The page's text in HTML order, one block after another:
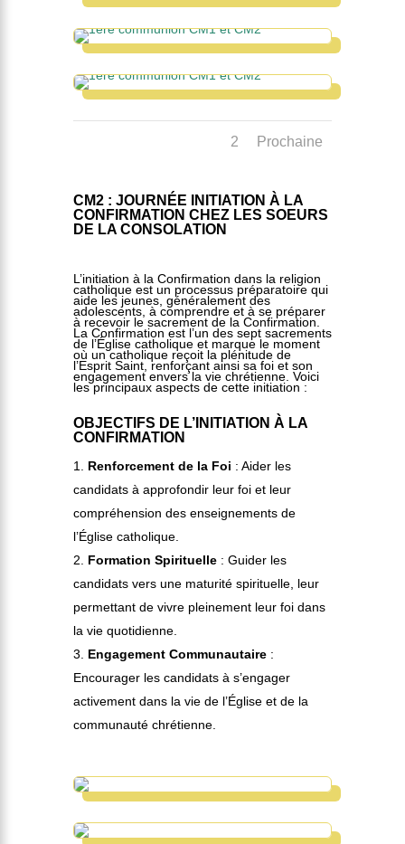
2 Prochaine
CM2 : JOURNÉE INITIATION À LA
CONFIRMATION CHEZ LES SOEURS
DE LA CONSOLATION
L’initiation à la Confirmation dans la religion
catholique est un processus préparatoire qui
aide les jeunes, généralement des
adolescents, à comprendre et à se préparer
à recevoir le sacrement de la Confirmation.
La Confirmation est l’un des sept sacrements
de l’Église catholique et marque le moment
où un catholique reçoit la plénitude de
l’Esprit Saint, renforçant ainsi sa foi et son
engagement envers la vie chrétienne. Voici
les principaux aspects de cette initiation :
OBJECTIFS DE L’INITIATION À LA
CONFIRMATION
Renforcement de la Foi : Aider les
candidats à approfondir leur foi et leur
compréhension des enseignements de
l’Église catholique.
Formation Spirituelle: Guider les
candidats vers une maturité spirituelle, leur
permettant de vivre pleinement leur foi dans
la vie quotidienne.
Engagement Communautaire:
Encourager les candidats à s’engager
activement dans la vie de l’Église et de la
communauté chrétienne.